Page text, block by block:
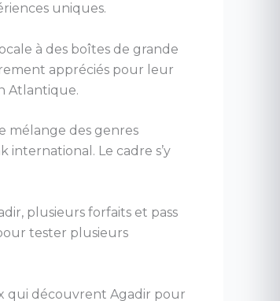
uniques.
à des boîtes de grande
appréciés pour leur
Atlantique.
mélange des genres
Le cadre s’y
plusieurs forfaits et pass
tester plusieurs
qui découvrent Agadir pour